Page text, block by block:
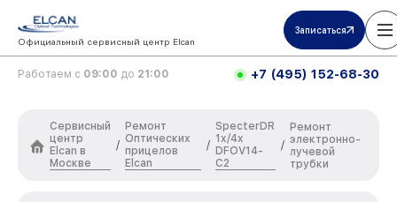
Официальный сервисный центр Elcan
Записаться
Работаем с 09:00 до 21:00 +7 (495) 152-68-30
Сервисный
центр
Elcan в
Москве
/
Ремонт
Оптических
прицелов
Elcan
/
SpecterDR
1x/4x
DFOV14-
C2
/
Ремонт
электронно-
лучевой
трубки